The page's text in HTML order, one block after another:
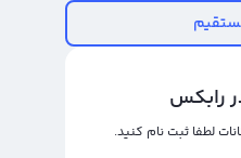
نحوه خرید ریپل است. درست
می‌کنیم:
رابکس
لطفا ثبت نام کنید.